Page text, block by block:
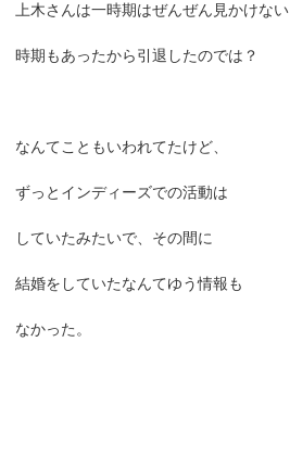
上木さんは一時期はぜんぜん見かけない
時期もあったから引退したのでは？
なんてこともいわれてたけど、
ずっとインディーズでの活動は
していたみたいで、その間に
結婚をしていたなんてゆう情報も
なかった。